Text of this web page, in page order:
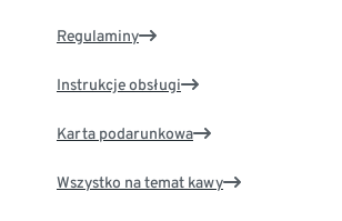
Regulaminy
Instrukcje obsługi
Karta podarunkowa
Wszystko na temat kawy